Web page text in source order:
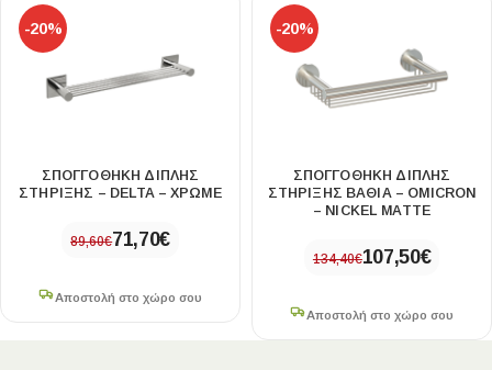
-20%
ΣΠΟΓΓΟΘΗΚΗ ΔΙΠΛΗΣ
ΣΤΗΡΙΞΗΣ – DELTA – ΧΡΩΜΕ
89,60€71,70€
Αποστολή στο χώρο σου
-20%
ΣΠΟΓΓΟΘΗΚΗ ΔΙΠΛΗΣ
ΣΤΗΡΙΞΗΣ ΒΑΘΙΑ – OMICRON
– NICKEL MATTE
134,40€107,50€
Αποστολή στο χώρο σου